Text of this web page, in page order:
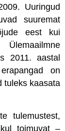
Uuringud
suuremat
eest kui
2011. aastal
on
tuleks kaasata
tulemustest,
toimuvat –